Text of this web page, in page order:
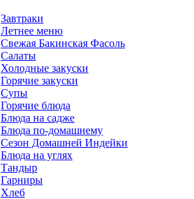
Завтраки
Летнее меню
Свежая Бакинская Фасоль
Салаты
Холодные закуски
Горячие закуски
Супы
Горячие блюда
Блюда на садже
Блюда по-домашнему
Сезон Домашней Индейки
Блюда на углях
Тандыр
Гарниры
Хлеб